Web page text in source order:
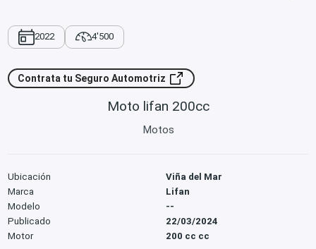
2022 4'500
Contrata tu Seguro Automotriz
Moto lifan 200cc
Motos
Ubicación
Viña del Mar
Marca
Lifan
Modelo
--
Publicado
22/03/2024
Motor
200 cc cc